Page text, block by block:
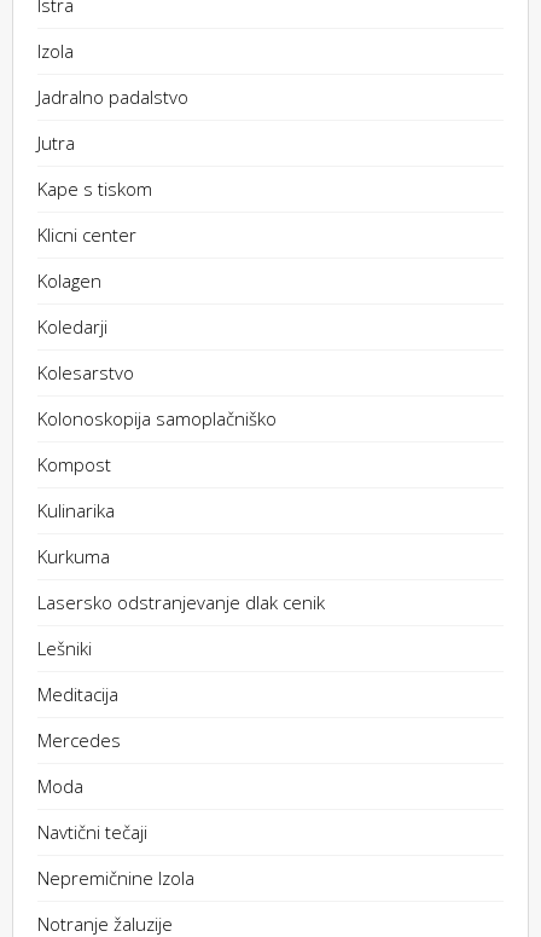
Izola
Jadralno padalstvo
Jutra
Kape s tiskom
Klicni center
Kolagen
Koledarji
Kolesarstvo
Kolonoskopija samoplačniško
Kompost
Kulinarika
Kurkuma
Lasersko odstranjevanje dlak cenik
Lešniki
Meditacija
Mercedes
Moda
Navtični tečaji
Nepremičnine Izola
Notranje žaluzije